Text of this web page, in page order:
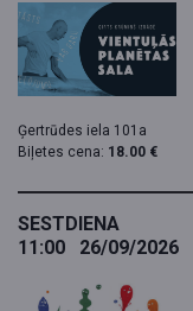
Ģertrūdes iela 101a
Biļetes cena: 18.00 €
SESTDIENA
11:00
26/09/2026